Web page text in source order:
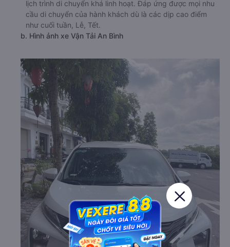
lịch trình di chuyển khá linh hoạt. Đáp ứng được mọi nhu
cầu di chuyển của hành khách dù là các dịp cao điểm
như cuối tuần, Lễ, Tết.
b. Hình ảnh xe Vận Tải An Bình